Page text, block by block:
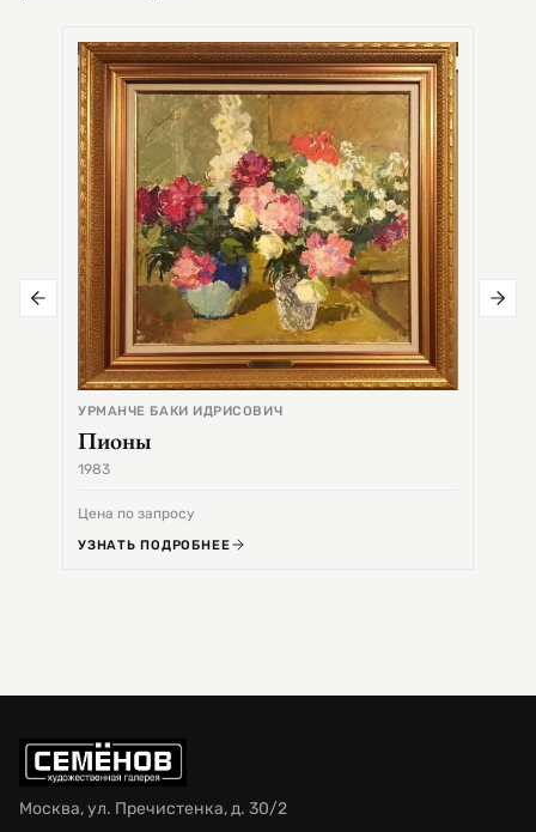
УРМАНЧЕ БАКИ ИДРИСОВИЧ
Пионы
1983
Цена по запросу
УЗНАТЬ ПОДРОБНЕЕ
Москва, ул. Пречистенка, д. 30/2